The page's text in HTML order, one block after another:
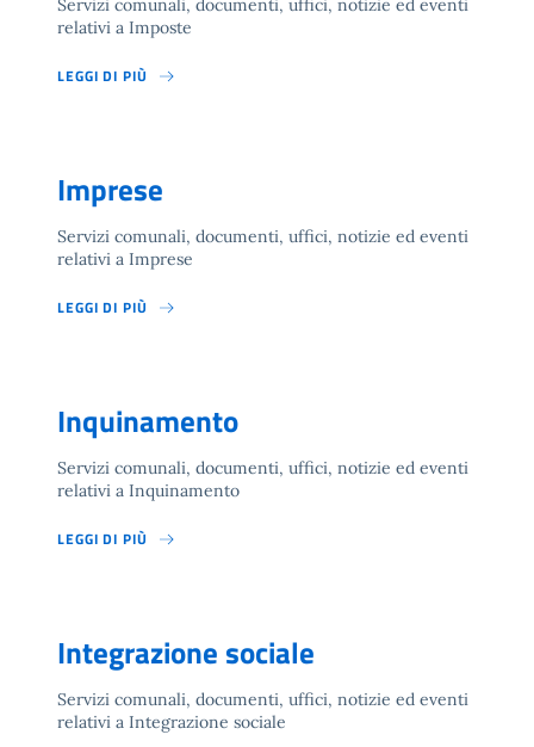
Servizi comunali, documenti, uffici, notizie ed eventi
relativi a Imposte
LEGGI DI PIÙ
Imprese
Servizi comunali, documenti, uffici, notizie ed eventi
relativi a Imprese
LEGGI DI PIÙ
Inquinamento
Servizi comunali, documenti, uffici, notizie ed eventi
relativi a Inquinamento
LEGGI DI PIÙ
Integrazione sociale
Servizi comunali, documenti, uffici, notizie ed eventi
relativi a Integrazione sociale